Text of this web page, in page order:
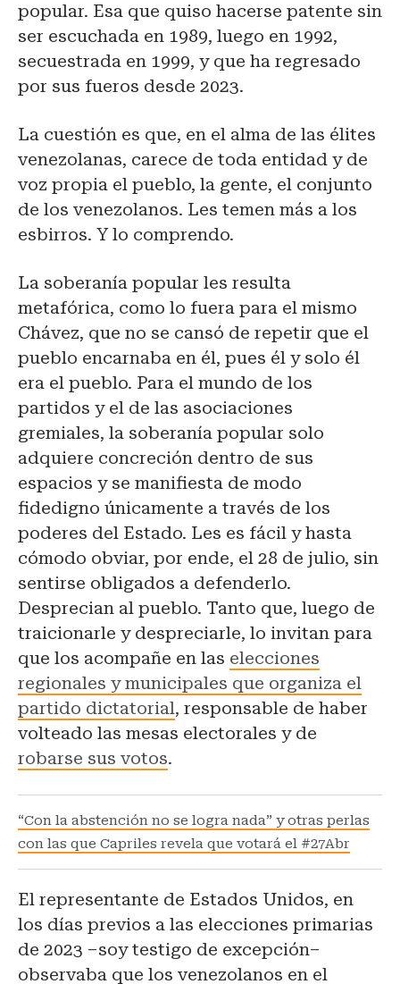
popular. Esa que quiso hacerse patente sin
ser escuchada en 1989, luego en 1992,
secuestrada en 1999, y que ha regresado
por sus fueros desde 2023.
La cuestión es que, en el alma de las élites
venezolanas, carece de toda entidad y de
voz propia el pueblo, la gente, el conjunto
de los venezolanos. Les temen más a los
esbirros. Y lo comprendo.
La soberanía popular les resulta
metafórica, como lo fuera para el mismo
Chávez, que no se cansó de repetir que el
pueblo encarnaba en él, pues él y solo él
era el pueblo. Para el mundo de los
partidos y el de las asociaciones
gremiales, la soberanía popular solo
adquiere concreción dentro de sus
espacios y se manifiesta de modo
fidedigno únicamente a través de los
poderes del Estado. Les es fácil y hasta
cómodo obviar, por ende, el 28 de julio, sin
sentirse obligados a defenderlo.
Desprecian al pueblo. Tanto que, luego de
traicionarle y despreciarle, lo invitan para
que los acompañe en las elecciones
regionales y municipales que organiza el
partido dictatorial, responsable de haber
volteado las mesas electorales y de
robarse sus votos.
“Con la abstención no se logra nada” y otras perlas
con las que Capriles revela que votará el #27Abr
El representante de Estados Unidos, en
los días previos a las elecciones primarias
de 2023 –soy testigo de excepción–
observaba que los venezolanos en el